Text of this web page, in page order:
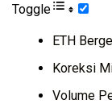
Toggle
ETH
Koreksi
Volume